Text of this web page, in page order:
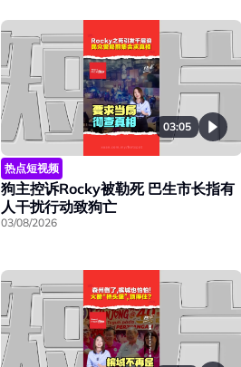
03:05
热点短视频
狗主控诉Rocky被勒死 巴生市长指有
人干扰行动致狗亡
03/08/2026